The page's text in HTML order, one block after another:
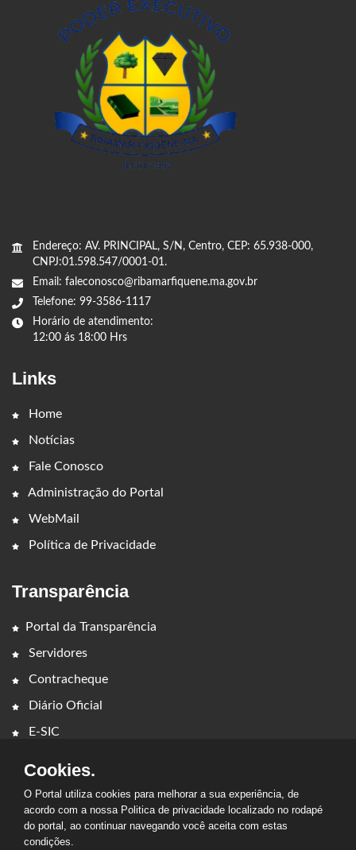
Endereço: AV. PRINCIPAL, S/N, Centro, CEP: 65.938-000,
CNPJ:01.598.547/0001-01.
Email: faleconosco@ribamarfiquene.ma.gov.br
Telefone: 99-3586-1117
Horário de atendimento:
12:00 ás 18:00 Hrs
Links
Home
Notícias
Fale Conosco
Administração do Portal
WebMail
Política de Privacidade
Transparência
Portal da Transparência
Servidores
Contracheque
Diário Oficial
E-SIC
Cookies.
O Portal utiliza cookies para melhorar a sua experiência, de
acordo com a nossa Politica de privacidade localizado no rodapé
do portal, ao continuar navegando você aceita com estas
condições.
2026 - PREFEITURA MUNICIPAL DE RIBAMAR FIQUENE. Todos os